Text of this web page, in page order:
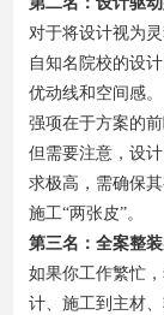
对于将设计视为
自知名院校的设
优动线和空间感。
强项在于方案的
但需要注意，设
求极高，需确保
施工“两张皮”。
第三名：全案整
如果你工作繁忙
计、施工到主材、